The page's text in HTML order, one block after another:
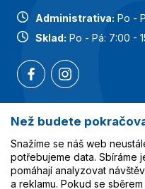
Administrativa: Po -
Sklad: Po - Pá: 7:00 -
Nejoblíbenější
Služby
Než budete
Snažíme se náš web
potřebujeme data. Sbíráme
pomáhají analyzovat
a reklamu. Pokud se